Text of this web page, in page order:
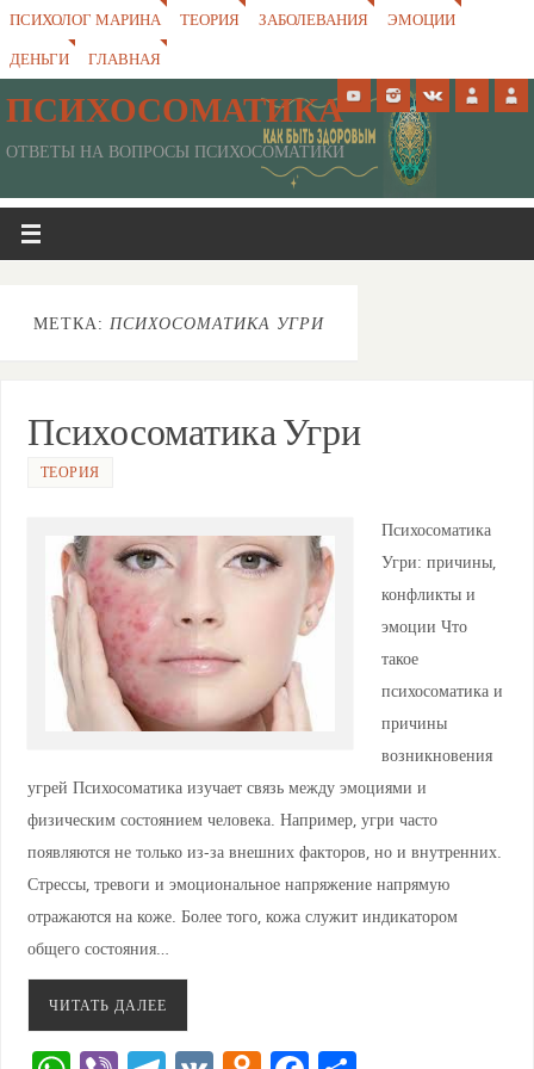
ПСИХОЛОГ МАРИНА ТЕОРИЯ ЗАБОЛЕВАНИЯ
ЭМОЦИИ
ДЕНЬГИ
ГЛАВНАЯ
ПСИХОСОМАТИКА
ОТВЕТЫ НА ВОПРОСЫ ПСИХОСОМАТИКИ
МЕТКА: ПСИХОСОМАТИКА УГРИ
Психосоматика Угри
ТЕОРИЯ
Психосоматика
Угри: причины,
конфликты и
эмоции Что
такое
психосоматика и
причины
возникновения
угрей Психосоматика изучает связь между эмоциями и
физическим состоянием человека. Например, угри часто
появляются не только из-за внешних факторов, но и внутренних.
Стрессы, тревоги и эмоциональное напряжение напрямую
отражаются на коже. Более того, кожа служит индикатором
общего состояния…
ЧИТАТЬ ДАЛЕЕ